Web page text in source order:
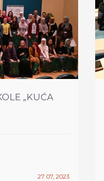
„KUĆA
27 07, 2023